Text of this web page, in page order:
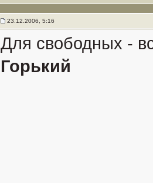
23.12.2006, 5:16
Для свободных -
Горький